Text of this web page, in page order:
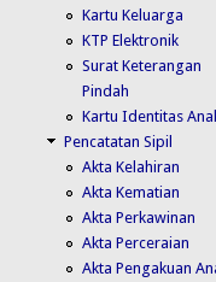
Kartu Keluarga
KTP Elektronik
Surat Keterangan
Pindah
Kartu Identitas
Pencatatan Sipil
Akta Kelahiran
Akta Kematian
Akta Perkawinan
Akta Perceraian
Akta Pengakuan